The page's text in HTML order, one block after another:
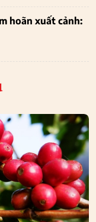
hoãn xuất cảnh: